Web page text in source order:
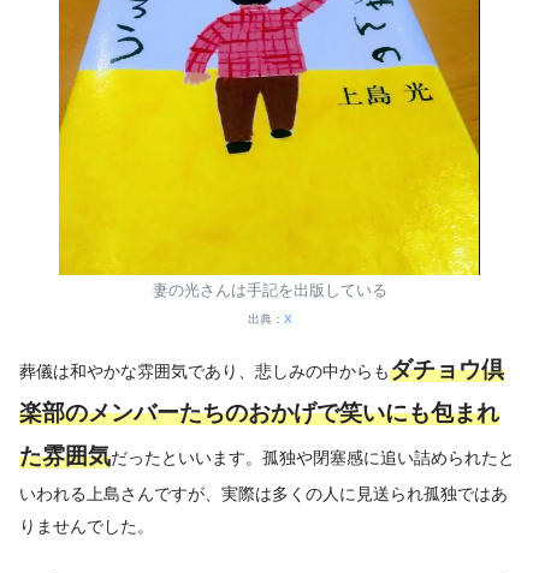
妻の光さんは手記を出版している
出典： X
葬儀は和やかな雰囲気であり、悲しみの中からもダチョウ倶
楽部のメンバーたちのおかげで笑いにも包まれ
た雰囲気だったといいます。孤独や閉塞感に追い詰められたと
いわれる上島さんですが、実際は多くの人に見送られ孤独ではあ
りませんでした。